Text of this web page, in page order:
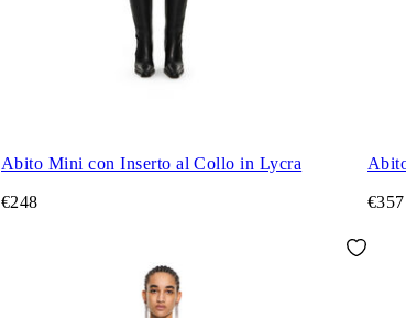
Abito Mini con Inserto al Collo in Lycra
€248 €357